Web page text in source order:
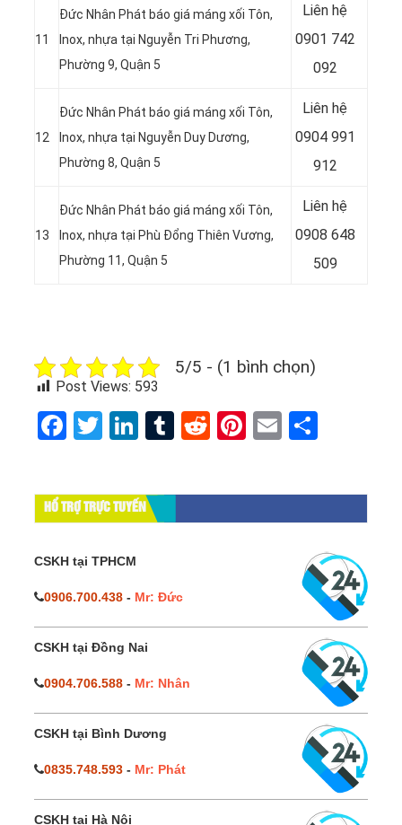
11
Đức Nhân Phát báo giá máng xối Tôn,
Inox, nhựa tại Nguyễn Tri Phương,
Phường 9, Quận 5
Liên hệ
0901 742
092
12
Đức Nhân Phát báo giá máng xối Tôn,
Inox, nhựa tại Nguyễn Duy Dương,
Phường 8, Quận 5
Liên hệ
0904 991
912
13
Đức Nhân Phát báo giá máng xối Tôn,
Inox, nhựa tại Phù Đổng Thiên Vương,
Phường 11, Quận 5
Liên hệ
0908 648
509
5/5 - (1 bình chọn)
Post Views: 593
Facebook
Twitter
LinkedIn
Tumblr
RedditPinterest
Email
HỔ TRỢ TRỰC TUYẾN
CSKH tại TPHCM
0906.700.438 - Mr: Đức
CSKH tại Đồng Nai
0904.706.588 - Mr: Nhân
CSKH tại Bình Dương
0835.748.593 - Mr: Phát
CSKH tại Hà Nội